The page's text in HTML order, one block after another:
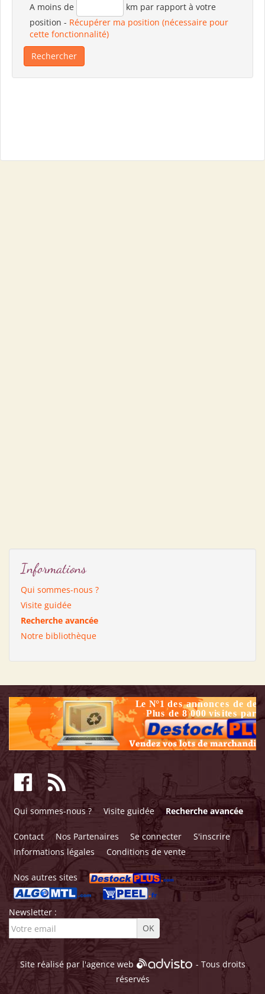
A moins de
km par rapport à votre
position - Récupérer ma position (nécessaire pour
cette fonctionnalité)
Informations
Qui sommes-nous ?
Visite guidée
Recherche avancée
Notre bibliothèque
Qui sommes-nous ? Visite guidée Recherche avancée
Contact Nos Partenaires Se connecter
S'inscrire
Informations légales
Conditions de vente
Nos autres sites
Newsletter :
Site réalisé par l'agence web
- Tous droits
réservés